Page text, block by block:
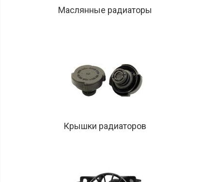
Маслянные радиаторы
Крышки радиаторов